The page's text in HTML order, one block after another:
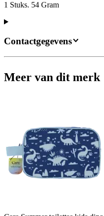
1 Stuks. 54 Gram
Contactgegevens
Meer van dit merk